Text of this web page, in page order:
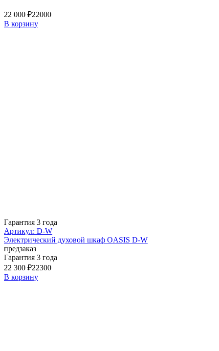
22 000 ₽22000
В корзину
Гарантия 3 года
Артикул: D-W
Электрический духовой шкаф OASIS D-W
предзаказ
Гарантия 3 года
22 300 ₽22300
В корзину